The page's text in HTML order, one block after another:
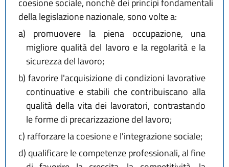
coesione sociale, nonché dei principi fondamentali
della legislazione nazionale, sono volte a:
a) promuovere la piena occupazione, una
migliore qualità del lavoro e la regolarità e la
sicurezza del lavoro;
b) favorire l'acquisizione di condizioni lavorative
continuative e stabili che contribuiscano alla
qualità della vita dei lavoratori, contrastando
le forme di precarizzazione del lavoro;
c) rafforzare la coesione e l'integrazione sociale;
d) qualificare le competenze professionali, al fine